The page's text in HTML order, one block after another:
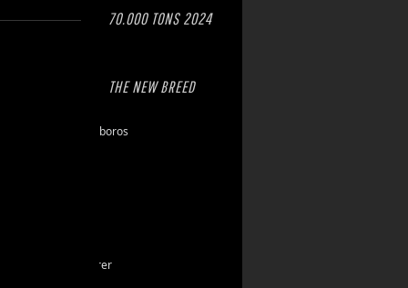
70.000 TONS 2024
THE NEW BREED
Dawn of Ouroboros
Grand Devourer